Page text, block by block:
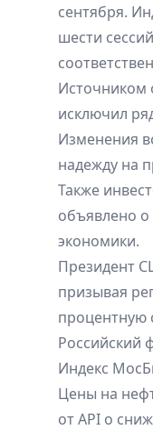
сентября.
шести
Источником
исключил
Изменения
надежду на
Также
объявлено
экономики.
Президент
призывая
процентную
Российский
Индекс
Цены на
от API о